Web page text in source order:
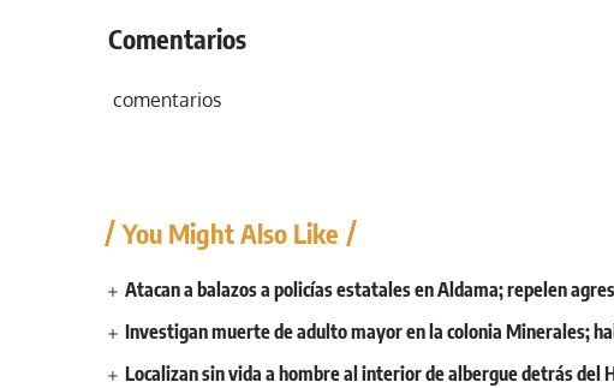
Comentarios
comentarios
You Might Also Like
Atacan a balazos a policías estatales en Aldama; repelen
Investigan muerte de adulto mayor en la colonia Minerales;
Localizan sin vida a hombre al interior de albergue detrás del